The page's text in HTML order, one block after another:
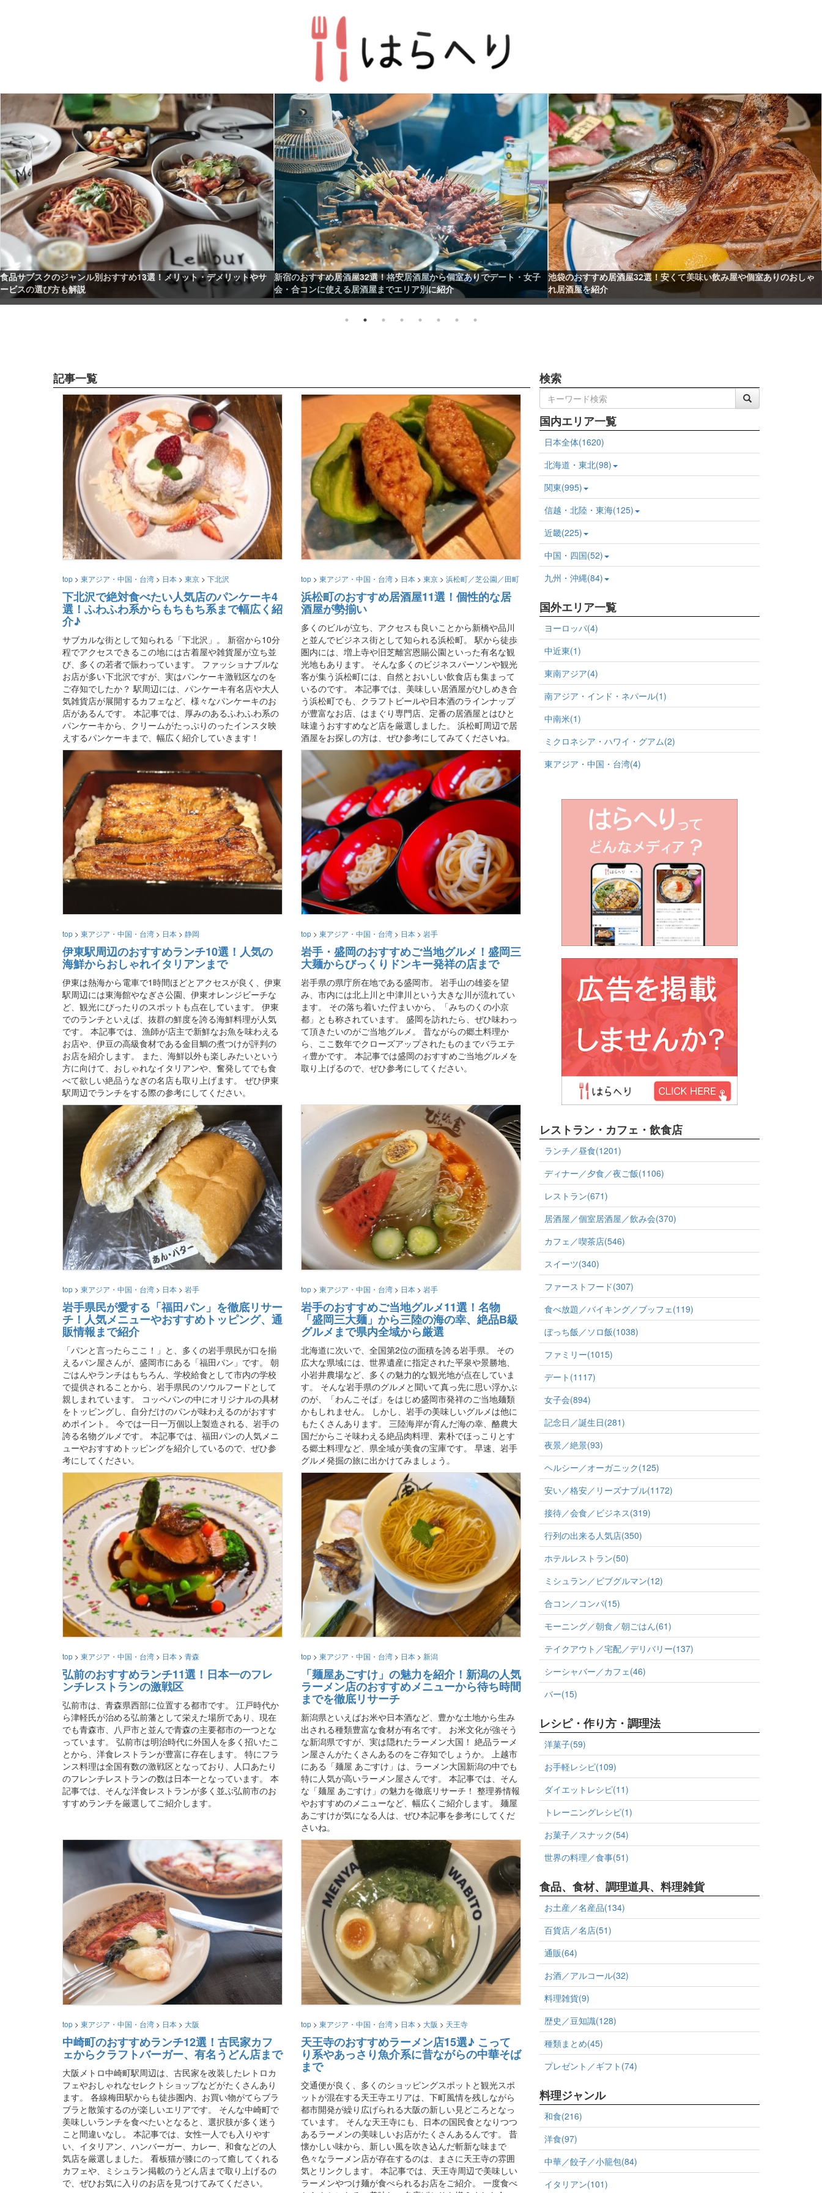
新宿のおすすめ居酒屋32選！格安居酒屋から個室ありでデート・女子
会・合コンに使える居酒屋までエリア別に紹介
池袋のおすすめ居酒屋32選！安くて美味い飲み屋や個室ありのおしゃ
れ居酒屋を紹介
渋谷ランチ47選！安くて美味しい人気店にゆっくりできる大人のおし
ゃれスポットまで網羅
記事一覧
top > 東アジア・中国・台湾 > 日本 > 東京 > 下北沢
下北沢で絶対食べたい人気店のパンケーキ4
選！ふわふわ系からもちもち系まで幅広く紹
介♪
サブカルな街として知られる「下北沢」。 新宿から10分
程でアクセスできるこの地には古着屋や雑貨屋が立ち並
び、多くの若者で賑わっています。 ファッショナブルな
お店が多い下北沢ですが、実はパンケーキ激戦区なのを
ご存知でしたか？ 駅周辺には、パンケーキ有名店や大人
気雑貨店が展開するカフェなど、様々なパンケーキのお
店があるんです。 本記事では、厚みのあるふわふわ系の
パンケーキから、クリームがたっぷりのったインスタ映
えするパンケーキまで、幅広く紹介していきます！
top > 東アジア・中国・台湾 > 日本 > 東京 > 浜松町／芝公園／田町
浜松町のおすすめ居酒屋11選！個性的な居
酒屋が勢揃い
多くのビルが立ち、アクセスも良いことから新橋や品川
と並んでビジネス街として知られる浜松町。 駅から徒歩
圏内には、増上寺や旧芝離宮恩賜公園といった有名な観
光地もあります。 そんな多くのビジネスパーソンや観光
客が集う浜松町には、自然とおいしい飲食店も集まって
いるのです。 本記事では、美味しい居酒屋がひしめき合
う浜松町でも、クラフトビールや日本酒のラインナップ
が豊富なお店、はまぐり専門店、定番の居酒屋とはひと
味違うおすすめなど店を厳選しました。 浜松町周辺で居
酒屋をお探しの方は、ぜひ参考にしてみてくださいね。
top > 東アジア・中国・台湾 > 日本 > 静岡
伊東駅周辺のおすすめランチ10選！人気の
海鮮からおしゃれイタリアンまで
伊東は熱海から電車で1時間ほどとアクセスが良く、伊東
駅周辺には東海館やなぎさ公園、伊東オレンジビーチな
ど、観光にぴったりのスポットも点在しています。 伊東
でのランチといえば、抜群の鮮度を誇る海鮮料理が人気
です。 本記事では、漁師が店主で新鮮なお魚を味わえる
お店や、伊豆の高級食材である金目鯛の煮つけが評判の
お店を紹介します。 また、海鮮以外も楽しみたいという
方に向けて、おしゃれなイタリアンや、奮発してでも食
べて欲しい絶品うなぎの名店も取り上げます。 ぜひ伊東
駅周辺でランチをする際の参考にしてください。
top > 東アジア・中国・台湾 > 日本 > 岩手
岩手・盛岡のおすすめご当地グルメ！盛岡三
大麺からびっくりドンキー発祥の店まで
岩手県の県庁所在地である盛岡市。 岩手山の雄姿を望
み、市内には北上川と中津川という大きな川が流れてい
ます。 その落ち着いた佇まいから、「みちのくの小京
都」とも称されています。 盛岡を訪れたら、ぜひ味わっ
て頂きたいのがご当地グルメ。 昔ながらの郷土料理か
ら、ここ数年でクローズアップされたものまでバラエテ
ィ豊かです。 本記事では盛岡のおすすめご当地グルメを
取り上げるので、ぜひ参考にしてください。
top > 東アジア・中国・台湾 > 日本 > 岩手
岩手県民が愛する「福田パン」を徹底リサー
チ！人気メニューやおすすめトッピング、通
販情報まで紹介
「パンと言ったらここ！」と、多くの岩手県民が口を揃
えるパン屋さんが、盛岡市にある「福田パン」です。 朝
ごはんやランチはもちろん、学校給食として市内の学校
で提供されることから、岩手県民のソウルフードとして
親しまれています。 コッペパンの中にオリジナルの具材
をトッピングし、自分だけのパンが味わえるのがおすす
めポイント。 今では一日一万個以上製造される、岩手の
誇る名物グルメです。 本記事では、福田パンの人気メニ
ューやおすすめトッピングを紹介しているので、ぜひ参
考にしてください。
top > 東アジア・中国・台湾 > 日本 > 岩手
岩手のおすすめご当地グルメ11選！名物
「盛岡三大麺」から三陸の海の幸、絶品B級
グルメまで県内全域から厳選
北海道に次いで、全国第2位の面積を誇る岩手県。 その
広大な県域には、世界遺産に指定された平泉や景勝地、
小岩井農場など、多くの魅力的な観光地が点在していま
す。 そんな岩手県のグルメと聞いて真っ先に思い浮かぶ
のが、「わんこそば」をはじめ盛岡市発祥のご当地麺類
かもしれません。 しかし、岩手の美味しいグルメは他に
もたくさんあります。 三陸海岸が育んだ海の幸、酪農大
国だからこそ味わえる絶品肉料理、素朴でほっこりとす
る郷土料理など、県全域が美食の宝庫です。 早速、岩手
グルメ発掘の旅に出かけてみましょう。
top > 東アジア・中国・台湾 > 日本 > 青森
弘前のおすすめランチ11選！日本一のフレ
ンチレストランの激戦区
弘前市は、青森県西部に位置する都市です。 江戸時代か
ら津軽氏が治める弘前藩として栄えた場所であり、現在
でも青森市、八戸市と並んで青森の主要都市の一つとな
っています。 弘前市は明治時代に外国人を多く招いたこ
とから、洋食レストランが豊富に存在します。 特にフラ
ンス料理は全国有数の激戦区となっており、人口あたり
のフレンチレストランの数は日本一となっています。 本
記事では、そんな洋食レストランが多く並ぶ弘前市のお
すすめランチを厳選してご紹介します。
top > 東アジア・中国・台湾 > 日本 > 新潟
「麺屋あごすけ」の魅力を紹介！新潟の人気
ラーメン店のおすすめメニューから待ち時間
までを徹底リサーチ
新潟県といえばお米や日本酒など、豊かな土地から生み
出される種類豊富な食材が有名です。 お米文化が強そう
な新潟県ですが、実は隠れたラーメン大国！ 絶品ラーメ
ン屋さんがたくさんあるのをご存知でしょうか。 上越市
にある「麺屋 あごすけ」は、ラーメン大国新潟の中でも
特に人気が高いラーメン屋さんです。 本記事では、そん
な「麺屋 あごすけ」の魅力を徹底リサーチ！ 整理券情報
やおすすめのメニューなど、幅広くご紹介します。 麺屋
あごすけが気になる人は、ぜひ本記事を参考にしてくだ
さいね。
top > 東アジア・中国・台湾 > 日本 > 大阪
中崎町のおすすめランチ12選！古民家カフ
ェからクラフトバーガー、有名うどん店まで
大阪メトロ中崎町駅周辺は、古民家を改装したレトロカ
フェやおしゃれなセレクトショップなどがたくさんあり
ます。 各線梅田駅からも徒歩圏内、お買い物がてらブラ
ブラと散策するのが楽しいエリアです。 そんな中崎町で
美味しいランチを食べたいとなると、選択肢が多く迷う
こと間違いなし。 本記事では、女性一人でも入りやす
い、イタリアン、ハンバーガー、カレー、和食などの人
気店を厳選しました。 看板猫が膝にのって癒してくれる
カフェや、ミシュラン掲載のうどん店まで取り上げるの
で、ぜひお気に入りのお店を見つけてみてください。
top > 東アジア・中国・台湾 > 日本 > 大阪 > 天王寺
天王寺のおすすめラーメン店15選♪ こって
り系やあっさり魚介系に昔ながらの中華そば
まで
交通便が良く、多くのショッピングスポットと観光スポ
ットが混在する天王寺エリアは、下町風情を残しながら
都市開発が繰り広げられる大阪の新しい見どころとなっ
ています。 そんな天王寺にも、日本の国民食となりつつ
あるラーメンの美味しいお店がたくさんあるんです。 昔
懐かしい味から、新しい風を吹き込んだ斬新な味まで
色々なラーメン店が存在するのは、まさに天王寺の雰囲
気とリンクします。 本記事では、天王寺周辺で美味しい
ラーメンやつけ麺が食べられるお店をご紹介。 一度食べ
検索
国内エリア一覧
日本全体(1620)
北海道・東北(98)
関東(995)
信越・北陸・東海(125)
近畿(225)
中国・四国(52)
九州・沖縄(84)
国外エリア一覧
ヨーロッパ(4)
中近東(1)
東南アジア(4)
南アジア・インド・ネパール(1)
中南米(1)
ミクロネシア・ハワイ・グアム(2)
東アジア・中国・台湾(4)
レストラン・カフェ・飲食店
ランチ／昼食(1201)
ディナー／夕食／夜ご飯(1106)
レストラン(671)
居酒屋／個室居酒屋／飲み会(370)
カフェ／喫茶店(546)
スイーツ(340)
ファーストフード(307)
食べ放題／バイキング／ブッフェ(119)
ぼっち飯／ソロ飯(1038)
ファミリー(1015)
デート(1117)
女子会(894)
記念日／誕生日(281)
夜景／絶景(93)
ヘルシー／オーガニック(125)
安い／格安／リーズナブル(1172)
接待／会食／ビジネス(319)
行列の出来る人気店(350)
ホテルレストラン(50)
ミシュラン／ビブグルマン(12)
合コン／コンパ(15)
モーニング／朝食／朝ごはん(61)
テイクアウト／宅配／デリバリー(137)
シーシャバー／カフェ(46)
バー(15)
レシピ・作り方・調理法
洋菓子(59)
お手軽レシピ(109)
ダイエットレシピ(11)
トレーニングレシピ(1)
お菓子／スナック(54)
世界の料理／食事(51)
食品、食材、調理道具、料理雑貨
お土産／名産品(134)
百貨店／名店(51)
通販(64)
お酒／アルコール(32)
料理雑貨(9)
歴史／豆知識(128)
種類まとめ(45)
プレゼント／ギフト(74)
料理ジャンル
和食(216)
洋食(97)
中華／餃子／小籠包(84)
イタリアン(101)